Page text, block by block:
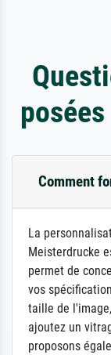
Comment
La
Meisterdrucke
permet de
vos
taille de
ajoutez un
proposons